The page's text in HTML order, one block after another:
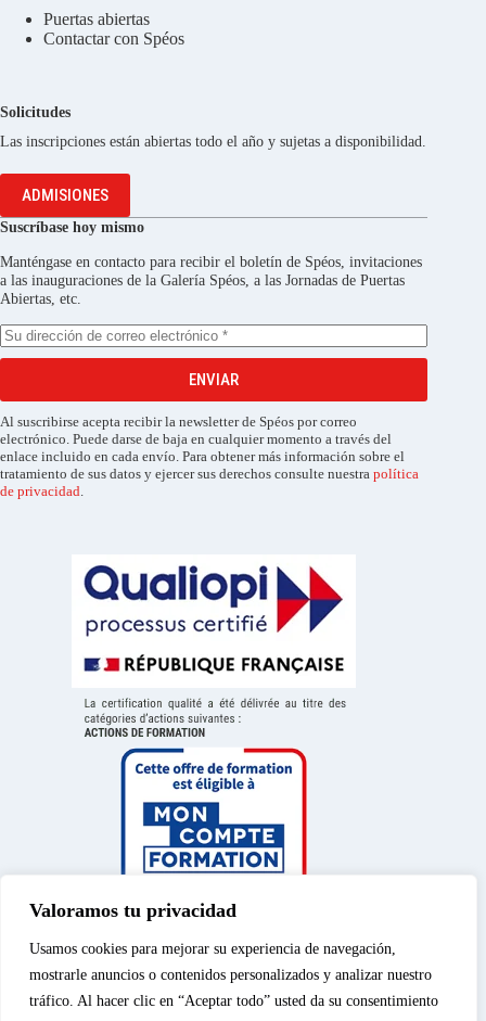
Valoramos tu privacidad
Usamos cookies para mejorar su experiencia de navegación,
mostrarle anuncios o contenidos personalizados y analizar nuestro
tráfico. Al hacer clic en “Aceptar todo” usted da su consentimiento
Puertas abiertas
Contactar con Spéos
Solicitudes
Las inscripciones están abiertas todo el año y sujetas a disponibilidad.
ADMISIONES
Suscríbase hoy mismo
Manténgase en contacto para recibir el boletín de Spéos, invitaciones
a las inauguraciones de la Galería Spéos, a las Jornadas de Puertas
Abiertas, etc.
ENVIAR
Al suscribirse acepta recibir la newsletter de Spéos por correo
electrónico. Puede darse de baja en cualquier momento a través del
enlace incluido en cada envío. Para obtener más información sobre el
tratamiento de sus datos y ejercer sus derechos consulte nuestra política
de privacidad.